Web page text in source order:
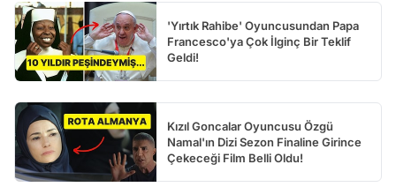
'Yırtık Rahibe' Oyuncusundan Papa
Francesco'ya Çok İlginç Bir Teklif
Geldi!
Kızıl Goncalar Oyuncusu Özgü
Namal'ın Dizi Sezon Finaline Girince
Çekeceği Film Belli Oldu!